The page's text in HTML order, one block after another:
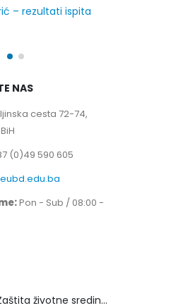
– rezultati ispita
NAS
cesta 72-74,
(0)49 590 605
Pon - Sub / 08:00 -
Zaštita životne sredine rekultivacijom odlagališta